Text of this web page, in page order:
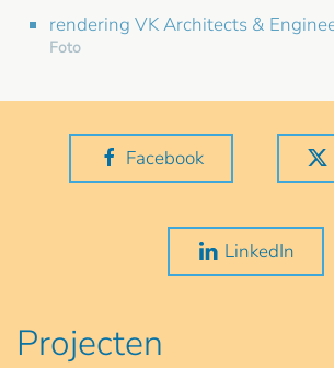
rendering VK Architects &
Foto
Facebook
LinkedIn
Projecten